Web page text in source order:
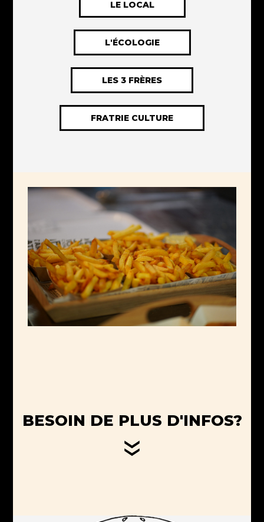
LE LOCAL
L'ÉCOLOGIE
LES 3 FRÈRES
FRATRIE CULTURE
BESOIN DE PLUS D'INFOS?